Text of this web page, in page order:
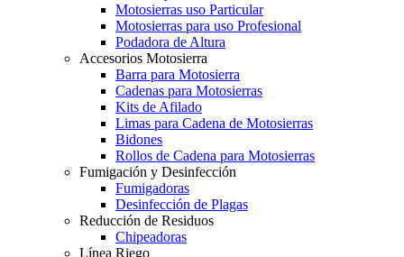
Motosierras uso Particular
Motosierras para uso Profesional
Podadora de Altura
Accesorios Motosierra
Barra para Motosierra
Cadenas para Motosierras
Kits de Afilado
Limas para Cadena de Motosierras
Bidones
Rollos de Cadena para Motosierras
Fumigación y Desinfección
Fumigadoras
Desinfección de Plagas
Reducción de Residuos
Chipeadoras
Línea Riego